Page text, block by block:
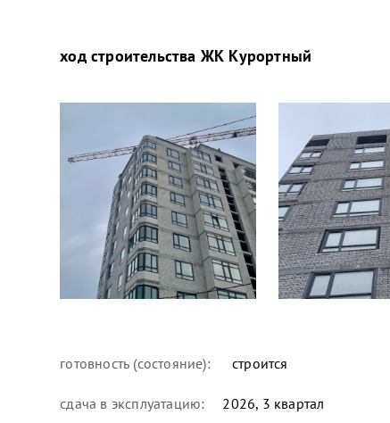
ход строительства ЖК Курортный
готовность (состояние): строится
сдача в эксплуатацию: 2026, 3 квартал